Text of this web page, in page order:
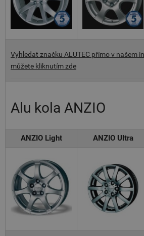
Vyhledat značku ALUTEC přímo v našem
můžete kliknutím zde
Alu kola ANZIO
ANZIO Light ANZIO Ultra